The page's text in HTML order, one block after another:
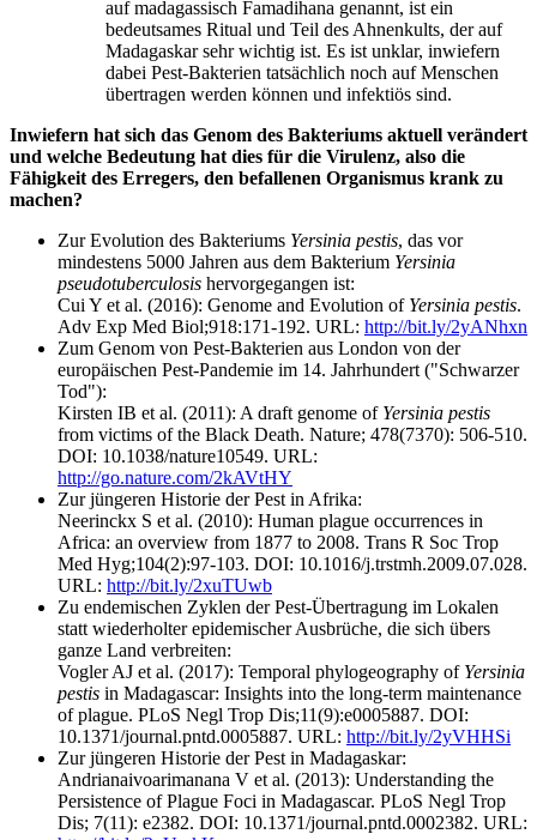
auf madagassisch Famadihana genannt, ist ein
bedeutsames Ritual und Teil des Ahnenkults, der auf
Madagaskar sehr wichtig ist. Es ist unklar, inwiefern
dabei Pest-Bakterien tatsächlich noch auf Menschen
übertragen werden können und infektiös sind.
Inwiefern hat sich das Genom des Bakteriums aktuell verändert
und welche Bedeutung hat dies für die Virulenz, also die
Fähigkeit des Erregers, den befallenen Organismus krank zu
machen?
Zur Evolution des Bakteriums Yersinia pestis, das vor
mindestens 5000 Jahren aus dem Bakterium Yersinia
pseudotuberculosis hervorgegangen ist:
Cui Y et al. (2016): Genome and Evolution of Yersinia pestis.
Adv Exp Med Biol;918:171-192. URL: http://bit.ly/2yANhxn
Zum Genom von Pest-Bakterien aus London von der
europäischen Pest-Pandemie im 14. Jahrhundert ("Schwarzer
Tod"):
Kirsten IB et al. (2011): A draft genome of Yersinia pestis
from victims of the Black Death. Nature; 478(7370): 506-510.
DOI: 10.1038/nature10549. URL:
http://go.nature.com/2kAVtHY
Zur jüngeren Historie der Pest in Afrika:
Neerinckx S et al. (2010): Human plague occurrences in
Africa: an overview from 1877 to 2008. Trans R Soc Trop
Med Hyg;104(2):97-103. DOI: 10.1016/j.trstmh.2009.07.028.
URL: http://bit.ly/2xuTUwb
Zu endemischen Zyklen der Pest-Übertragung im Lokalen
statt wiederholter epidemischer Ausbrüche, die sich übers
ganze Land verbreiten:
Vogler AJ et al. (2017): Temporal phylogeography of Yersinia
pestis in Madagascar: Insights into the long-term maintenance
of plague. PLoS Negl Trop Dis;11(9):e0005887. DOI:
10.1371/journal.pntd.0005887. URL: http://bit.ly/2yVHHSi
Zur jüngeren Historie der Pest in Madagaskar:
Andrianaivoarimanana V et al. (2013): Understanding the
Persistence of Plague Foci in Madagascar. PLoS Negl Trop
Dis; 7(11): e2382. DOI: 10.1371/journal.pntd.0002382. URL: